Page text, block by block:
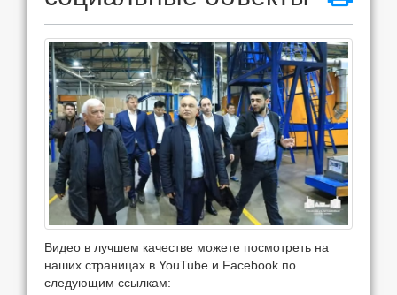
Видео в лучшем качестве можете посмотреть на
наших страницах в YouTube и Facebook по
следующим ссылкам: